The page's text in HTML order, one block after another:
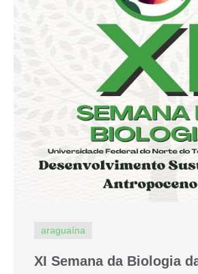
araguaína
XI Semana da Biologia